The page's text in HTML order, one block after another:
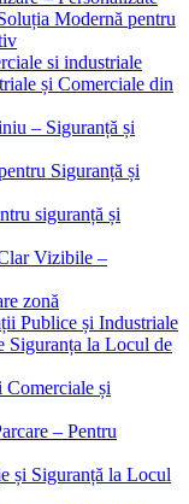
Modernă pentru
si industriale
și Comerciale din
– Siguranță și
Siguranță și
siguranță și
Vizibile –
zonă
Publice și Industriale
Siguranța la Locul de
Comerciale și
– Pentru
și Siguranță la Locul